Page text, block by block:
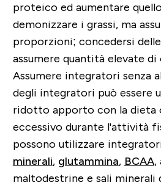
proteico ed aumentare
demonizzare i grassi, ma
proporzioni; concedersi
assumere quantità elevate di
Assumere integratori senza
degli integratori può essere
ridotto apporto con la dieta
eccessivo durante l'attività
possono utilizzare
minerali, glutammina, BCAA,
maltodestrine e sali minerali